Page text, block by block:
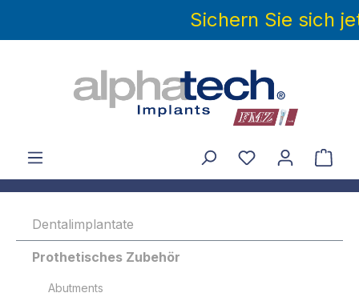
Sichern Sie sich
Dentalimplantate
Prothetisches Zubehör
Abutments